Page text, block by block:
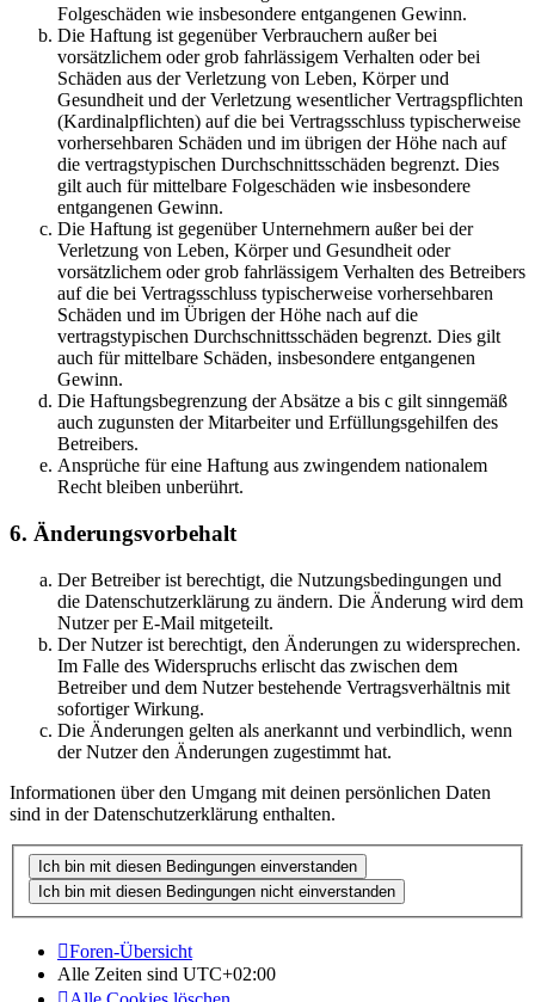
Folgeschäden wie insbesondere entgangenen Gewinn.
Die Haftung ist gegenüber Verbrauchern außer bei
vorsätzlichem oder grob fahrlässigem Verhalten oder bei
Schäden aus der Verletzung von Leben, Körper und
Gesundheit und der Verletzung wesentlicher Vertragspflichten
(Kardinalpflichten) auf die bei Vertragsschluss typischerweise
vorhersehbaren Schäden und im übrigen der Höhe nach auf
die vertragstypischen Durchschnittsschäden begrenzt. Dies
gilt auch für mittelbare Folgeschäden wie insbesondere
entgangenen Gewinn.
Die Haftung ist gegenüber Unternehmern außer bei der
Verletzung von Leben, Körper und Gesundheit oder
vorsätzlichem oder grob fahrlässigem Verhalten des Betreibers
auf die bei Vertragsschluss typischerweise vorhersehbaren
Schäden und im Übrigen der Höhe nach auf die
vertragstypischen Durchschnittsschäden begrenzt. Dies gilt
auch für mittelbare Schäden, insbesondere entgangenen
Gewinn.
Die Haftungsbegrenzung der Absätze a bis c gilt sinngemäß
auch zugunsten der Mitarbeiter und Erfüllungsgehilfen des
Betreibers.
Ansprüche für eine Haftung aus zwingendem nationalem
Recht bleiben unberührt.
6. Änderungsvorbehalt
Der Betreiber ist berechtigt, die Nutzungsbedingungen und
die Datenschutzerklärung zu ändern. Die Änderung wird dem
Nutzer per E-Mail mitgeteilt.
Der Nutzer ist berechtigt, den Änderungen zu widersprechen.
Im Falle des Widerspruchs erlischt das zwischen dem
Betreiber und dem Nutzer bestehende Vertragsverhältnis mit
sofortiger Wirkung.
Die Änderungen gelten als anerkannt und verbindlich, wenn
der Nutzer den Änderungen zugestimmt hat.
Informationen über den Umgang mit deinen persönlichen Daten
sind in der Datenschutzerklärung enthalten.
Foren-Übersicht
Alle Zeiten sind UTC+02:00